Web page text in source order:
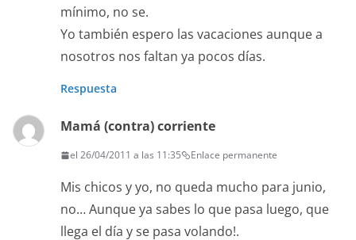
mínimo, no se.
Yo también espero las vacaciones aunque a
nosotros nos faltan ya pocos días.
Respuesta
Mamá (contra) corriente
el 26/04/2011 a las 11:35 Enlace permanente
Mis chicos y yo, no queda mucho para junio,
no… Aunque ya sabes lo que pasa luego, que
llega el día y se pasa volando!.